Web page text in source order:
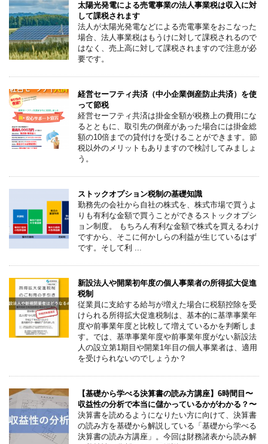
太陽光発電による売電事業の法人事業税は収入に対
して課税されます
法人が太陽光発電などによる売電事業をおこなった
場合、法人事業税はもうけに対して課税されるので
はなく、売上高に対して課税されますので注意が必
要です。
経営セーフティ共済（中小企業倒産防止共済）を使
って節税
経営セーフティ共済は掛金全額が税務上の費用にな
るとともに、取引先の倒産があった場合には掛金総
額の10倍までの貸付けを受けることができます。節
税以外のメリットもありますので検討してみましょ
う。
ストックオプション税制の基礎知識
勤務先の会社から自社の株式を、株式市場で買うよ
りも有利な金額で買うことができるストックオプシ
ョン制度。 もちろん有利な金額で株式を買えるわけ
ですから、そこに何かしらの利益が生じているはず
です。そして利 ...
新設法人や開業初年度の個人事業者の所得拡大促進
税制
従業員に支給する給与が増えた場合に税額控除を受
けられる所得拡大促進税制は、基本的に基準事業年
度や前事業年度と比較して増えているかを判断しま
す。では、基準事業年度や前事業年度がない新設法
人の設立第1期目や開業1年目の個人事業者は、適用
を受けられないのでしょうか？
【基礎から学べる決算書の読み方講座】6時間目〜
収益性の分析で本当に儲かっているかがわかる？〜
決算書を読めるようになりたい方に向けて、決算書
の読み方を基礎から解説している「基礎から学べる
決算書の読み方講座」。今回は財務諸表から読み解